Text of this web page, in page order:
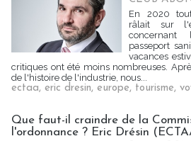
En 2020
râlait sur
passeport
vacances
critiques ont été moins nombreuses.
de l'histoire de l'industrie, nous...
ectaa, eric dresin, europe, tourisme,
Que faut-il craindre de la
l'ordonnance ? Eric Drésin